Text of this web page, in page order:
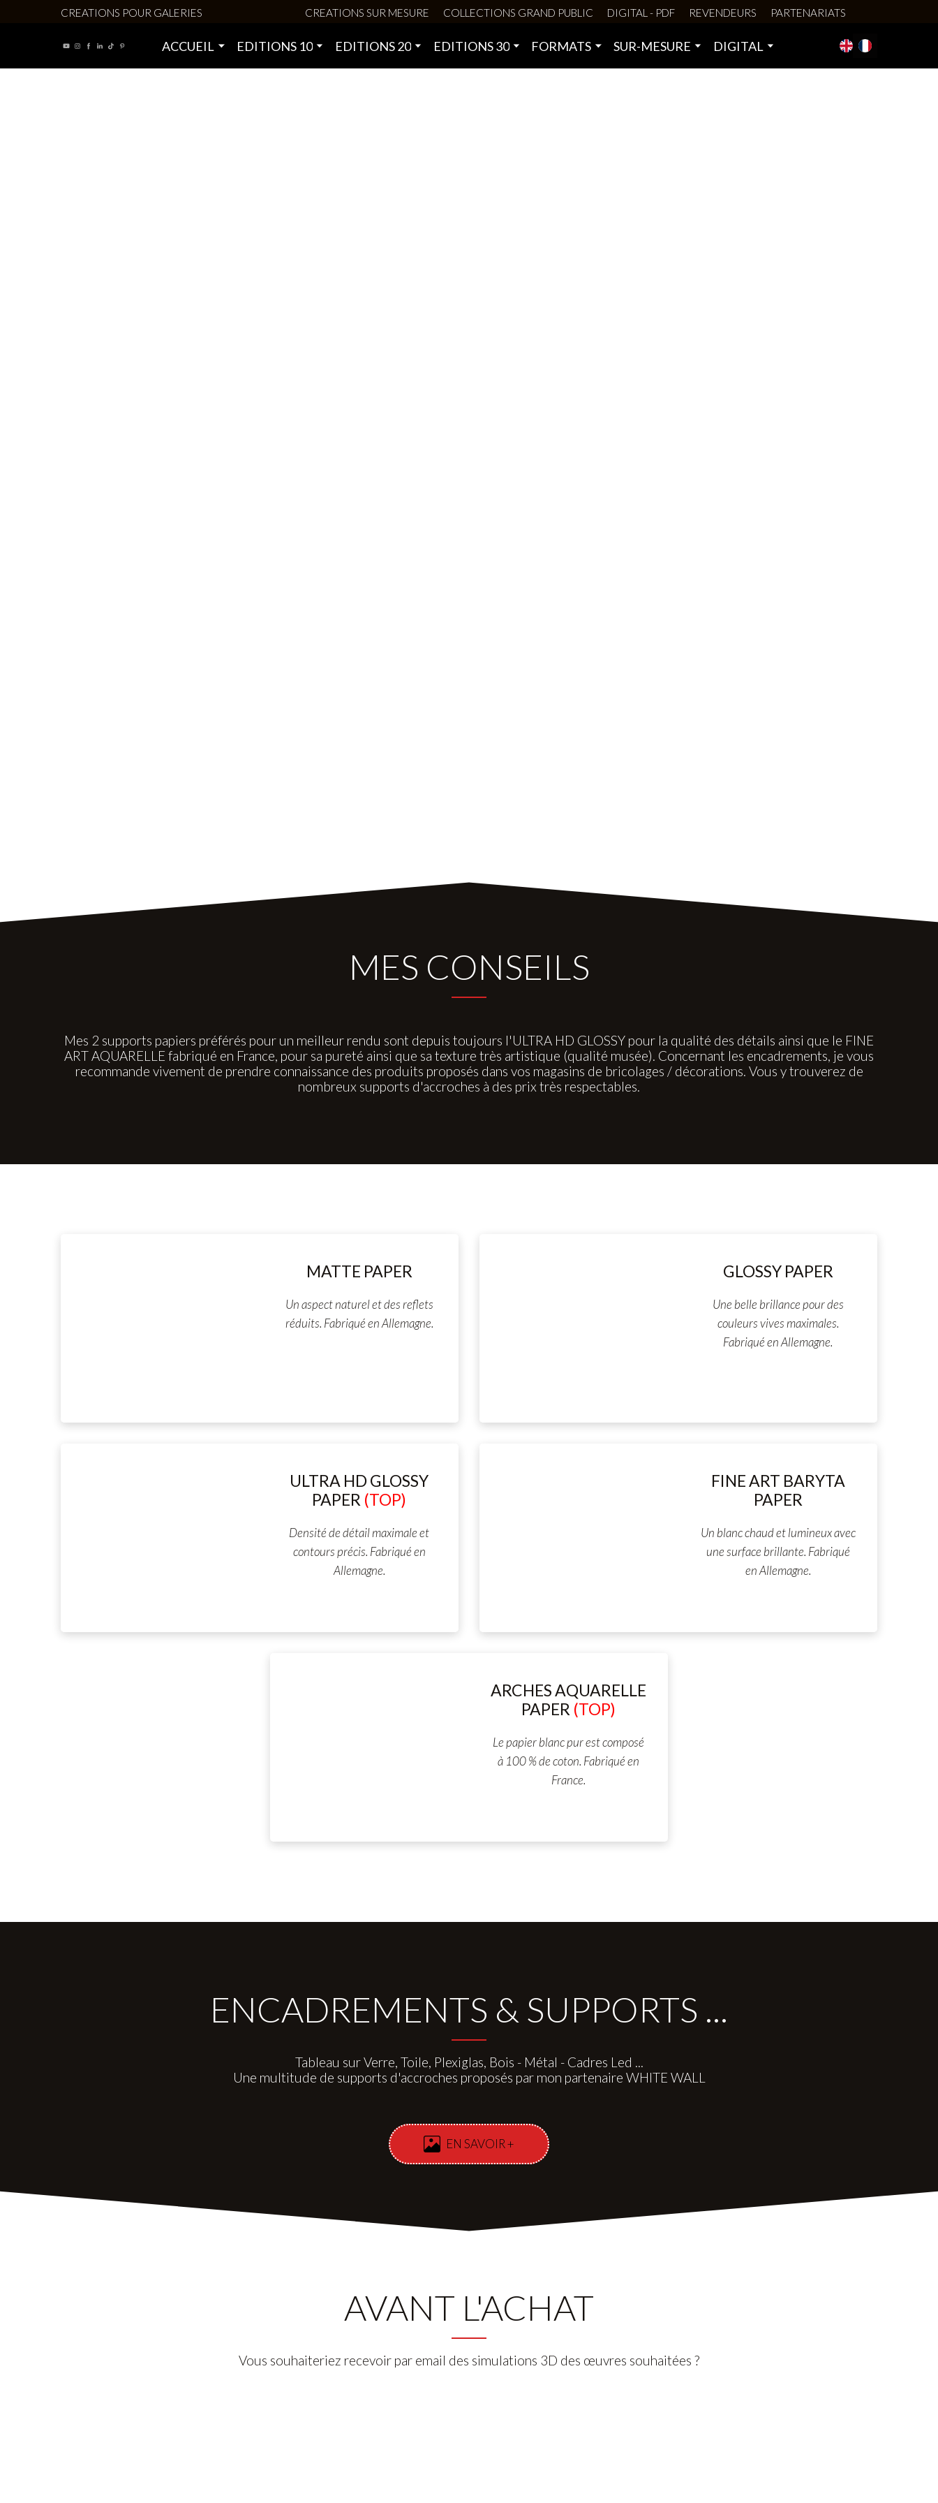
CREATIONS POUR GALERIES CREATIONS SUR MESURE COLLECTIONS GRAND PUBLIC DIGITAL - PDF REVENDEURS PARTENARIATS
ACCUEIL EDITIONS 10 EDITIONS 20 EDITIONS 30 FORMATS SUR-MESURE DIGITAL
MES CONSEILS
Mes 2 supports papiers préférés pour un meilleur rendu sont depuis toujours l'ULTRA HD GLOSSY pour la qualité des détails ainsi que le FINE
ART AQUARELLE fabriqué en France, pour sa pureté ainsi que sa texture très artistique (qualité musée). Concernant les encadrements, je vous
recommande vivement de prendre connaissance des produits proposés dans vos magasins de bricolages / décorations. Vous y trouverez de
nombreux supports d'accroches à des prix très respectables.
MATTE PAPER
Un aspect naturel et des reflets
réduits. Fabriqué en Allemagne.
GLOSSY PAPER
Une belle brillance pour des
couleurs vives maximales.
Fabriqué en Allemagne.
ULTRA HD GLOSSY
PAPER (TOP)
Densité de détail maximale et
contours précis. Fabriqué en
Allemagne.
FINE ART BARYTA
PAPER
Un blanc chaud et lumineux avec
une surface brillante. Fabriqué
en Allemagne.
ARCHES AQUARELLE
PAPER (TOP)
Le papier blanc pur est composé
à 100 % de coton. Fabriqué en
France.
ENCADREMENTS & SUPPORTS ...
Tableau sur Verre, Toile, Plexiglas, Bois - Métal - Cadres Led ...
Une multitude de supports d'accroches proposés par mon partenaire WHITE WALL
EN SAVOIR +
AVANT L'ACHAT
Vous souhaiteriez recevoir par email des simulations 3D des œuvres souhaitées ?